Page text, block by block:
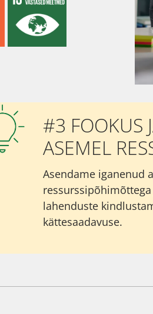
#3 FOOKUS
ASEMEL
Asendame iganenud
lahenduste
kättesaadavuse.